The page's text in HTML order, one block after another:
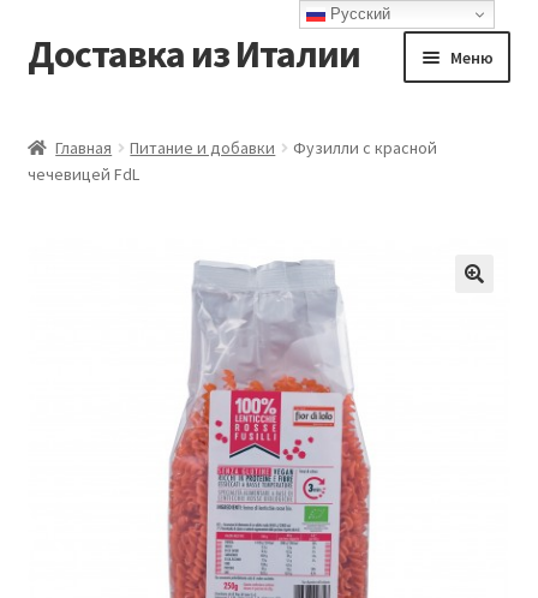
Перейти
к
Перейти
к
Доставка из Италии Меню
Доставка
Оформление заказа
Главная Питание и добавки
Фузилли с красной
чечевицей FdL
Русский